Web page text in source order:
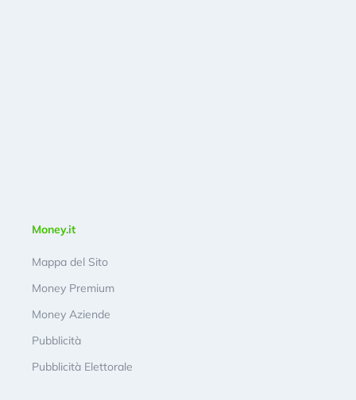
Money.it
Mappa del Sito
Money Premium
Money Aziende
Pubblicità
Pubblicità Elettorale